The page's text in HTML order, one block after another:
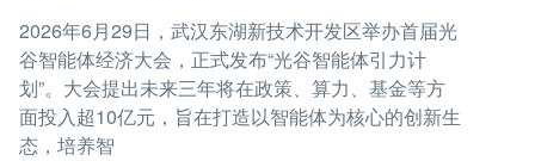
2026年6月29日，武汉东湖新技术开发区举办首届光
谷智能体经济大会，正式发布“光谷智能体引力计
划”。大会提出未来三年将在政策、算力、基金等方
面投入超10亿元，旨在打造以智能体为核心的创新生
态，培养智